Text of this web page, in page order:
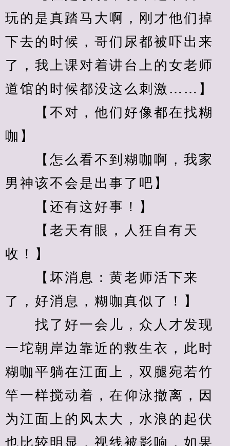
玩的是真踏马大啊，刚才他们掉
下去的时候，哥们尿都被吓出来
了，我上课对着讲台上的女老师
道馆的时候都没这么刺激……】
【不对，他们好像都在找糊
咖】
【怎么看不到糊咖啊，我家
男神该不会是出事了吧】
【还有这好事！】
【老天有眼，人狂自有天
收！】
【坏消息：黄老师活下来
了，好消息，糊咖真似了！】
找了好一会儿，众人才发现
一坨朝岸边靠近的救生衣，此时
糊咖平躺在江面上，双腿宛若竹
竿一样搅动着，在仰泳撤离，因
为江面上的风太大，水浪的起伏
也比较明显，视线被影响，如果